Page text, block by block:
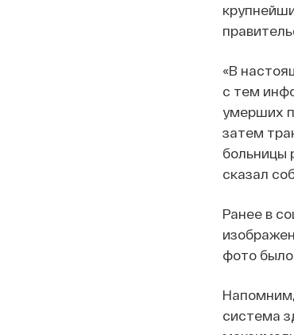
«В
с тем
умерших
затем
больницы
сказал
Ранее в
фото
система